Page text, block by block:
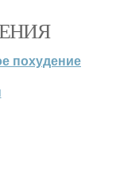
похудение